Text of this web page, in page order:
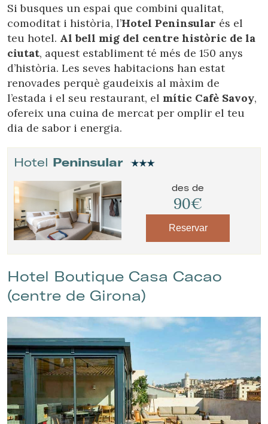
Si busques un espai que combini qualitat,
comoditat i història, l’Hotel Peninsular és el
teu hotel. Al bell mig del centre històric de la
ciutat, aquest establiment té més de 150 anys
d’història. Les seves habitacions han estat
renovades perquè gaudeixis al màxim de
l’estada i el seu restaurant, el mític Cafè Savoy,
ofereix una cuina de mercat per omplir el teu
dia de sabor i energia.
Hotel Peninsular
des de
90€
Reservar
Hotel Boutique Casa Cacao
(centre de Girona)